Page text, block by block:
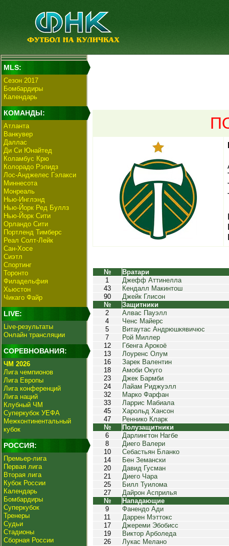
MLS:
Сезон 2017
Бомбардиры
Календарь
КОМАНДЫ:
Атланта
Ванкувер
Даллас
Ди Си Юнайтед
Коламбус Крю
Колорадо Рэпидз
Лос-Анджелес Гэлакси
Миннесота
Монреаль
Нью-Инглэнд
Нью-Йорк Ред Буллз
Нью-Йорк Сити
Орландо Сити
Портленд Тимберс
Реал Солт-Лейк
Сан-Хосе
Сиэтл
Спортинг
Торонто
Филадельфия
Хьюстон
Чикаго Файр
LIVE:
Live-результаты
Онлайн трансляции
СОРЕВНОВАНИЯ:
ЧМ 2026
Лига чемпионов
Лига Европы
Лига конференций
Лига наций
Клубный ЧМ
Суперкубок УЕФА
Межконтинентальный
кубок
РОССИЯ:
Премьер-лига
Первая лига
Вторая лига
Кубок России
Календарь
Бомбардиры
Суперкубок
Тренеры
Судьи
Стадионы
Сборная России
№
Вратари
1
Джефф Аттинелла
43
Кендалл Макинтош
90
Джейк Глисон
№
Защитники
2
Алвас Пауэлл
4
Ченс Майерс
5
Витаутас Андрюшкявичюс
7
Рой Миллер
12
Гбенга Арокоё
13
Лоуренс Олум
16
Зарек Валентин
18
Амоби Окуго
23
Джек Бармби
24
Лайам Риджуэлл
32
Марко Фарфан
33
Ларрис Мабиала
45
Харольд Хансон
47
Реннико Кларк
№
Полузащитники
6
Дарлингтон Нагбе
8
Диего Валери
10
Себастьян Бланко
14
Бен Земански
20
Давид Гусман
21
Диего Чара
25
Билл Туилома
27
Дайрон Асприлья
№
Нападающие
9
Фанендо Ади
11
Даррен Мэттокс
17
Джереми Эбобисс
19
Виктор Арболеда
26
Лукас Мелано